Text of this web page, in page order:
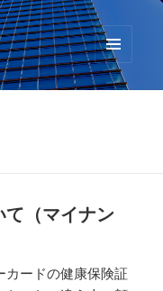
メニュ
ーとウ
て（マイナン
カードの健康保険証